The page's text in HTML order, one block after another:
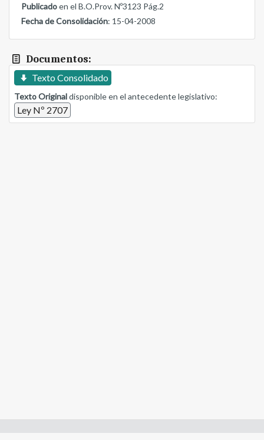
Publicadoen el B.O.Prov. Nº3123 Pág.2
Fecha de Consolidación: 15-04-2008
Documentos:
Texto Consolidado
Texto Originaldisponible en el antecedente legislativo:
Ley Nº 2707